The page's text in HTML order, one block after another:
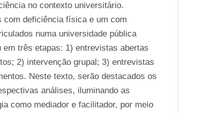
no contexto universitário.
com deficiência física e um com
numa universidade pública
três etapas: 1) entrevistas abertas
2) intervenção grupal; 3) entrevistas
Neste texto, serão destacados os
análises, iluminando as
como mediador e facilitador, por meio